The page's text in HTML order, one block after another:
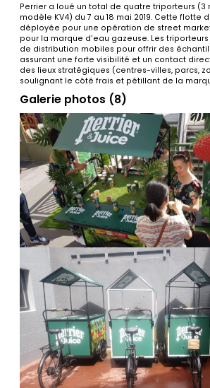
Perrier a loué un total de quatre triporteurs (3
modèle KV4) du 7 au 18 mai 2019. Cette flotte
déployée pour une opération de street
pour la marque d'eau gazeuse. Les
de distribution mobiles pour offrir des
assurant une forte visibilité et un contact
des lieux stratégiques (centres-villes, parcs,
soulignant le côté frais et pétillant de la
Galerie photos (8)